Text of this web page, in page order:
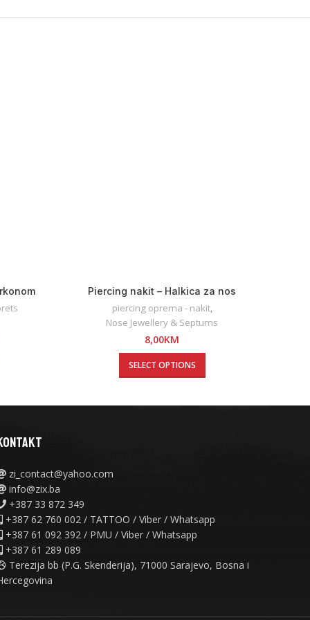
Piercing nakit – Halkica za nos
piercing oprema - nakit,
Nose Jewellery & Septums
8,00KM
SELECT OPTIONS
zi_contact@yahoo.com
info@zix.ba
+387 33 872 349
+387 62 760 002 / TATTOO / Viber / Whatsapp
+387 61 092 392 / PMU / Viber / Whatsapp
+387 61 289 089
Terezija bb (P.G. Skenderija), 71000 Sarajevo, Bosna i